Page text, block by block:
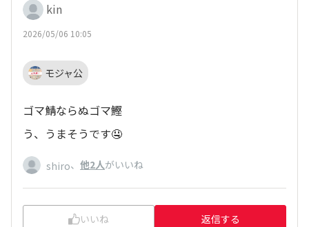
kin
2026/05/06 10:05
モジャ公
ゴマ鯖ならぬゴマ鰹
う、うまそうです🤤
shiro、 他2人がいいね
いいね 返信する